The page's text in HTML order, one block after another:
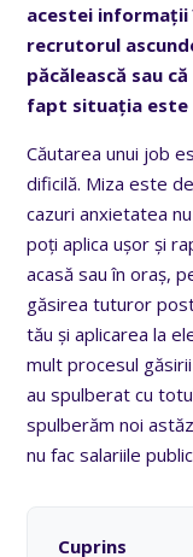
acestei informații
recrutorul
păcălească sau
fapt situația
Căutarea unui job
dificilă. Miza este
cazuri anxietatea
poți aplica ușor și
acasă sau în oraș,
găsirea tuturor
tău și aplicarea la
mult procesul
au spulberat cu
spulberăm noi
nu fac salariile
Cuprins